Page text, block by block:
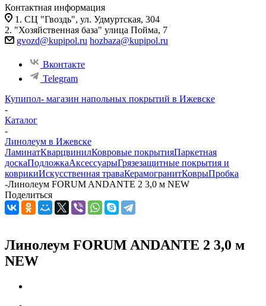
Контактная информация
1. СЦ "Гвоздь", ул. Удмуртская, 304
2. "Хозяйственная база" улица Пойма, 7
gvozd@kupipol.ru hozbaza@kupipol.ru
Вконтакте
Telegram
Купипол- магазин напольных покрытий в Ижевске
-
Каталог
-
Линолеум в Ижевске
ЛаминатКварцвинилКовровые покрытияПаркетная
доскаПодложкаАксессуарыГрязезащитные покрытия и
коврикиИскусственная траваКерамогранитКоврыПробка
-Линолеум FORUM ANDANTE 2 3,0 м NEW
Поделиться
Линолеум FORUM ANDANTE 2 3,0 м
NEW